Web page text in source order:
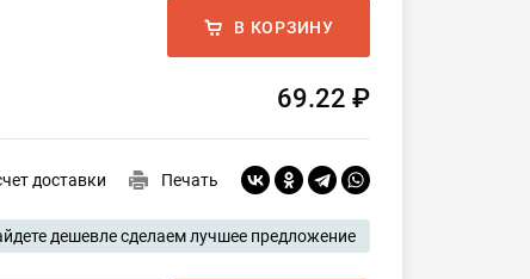
В КОРЗИНУ
69.22 ₽
доставки Печать
дешевле сделаем лучшее предложение